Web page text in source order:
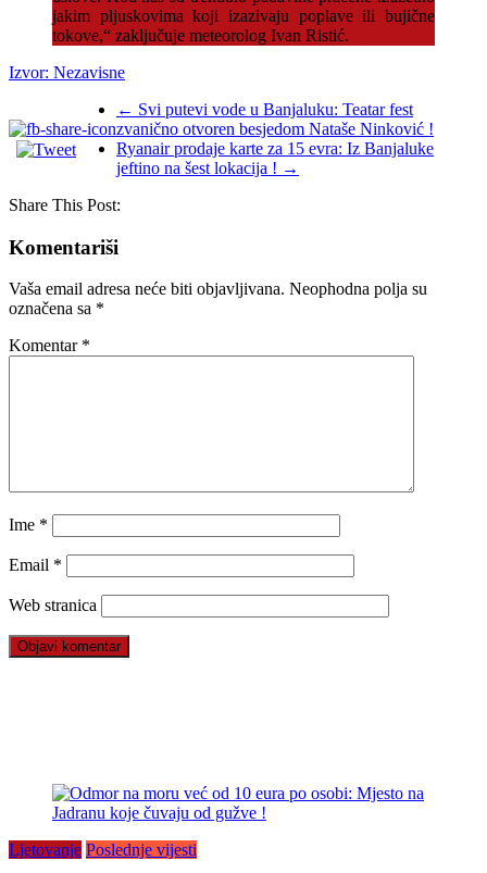
jakim pljuskovima koji izazivaju poplave ili bujične
tokove,“ zaključuje meteorolog Ivan Ristić.
Izvor: Nezavisne
← Svi putevi vode u Banjaluku: Teatar fest
zvanično otvoren besjedom Nataše Ninković !
Ryanair prodaje karte za 15 evra: Iz Banjaluke
jeftino na šest lokacija ! →
Share This Post:
Komentariši
Vaša email adresa neće biti objavljivana. Neophodna polja su
označena sa *
Komentar *
Ime *
Email *
Web stranica
Ljetovanje Poslednje vijesti